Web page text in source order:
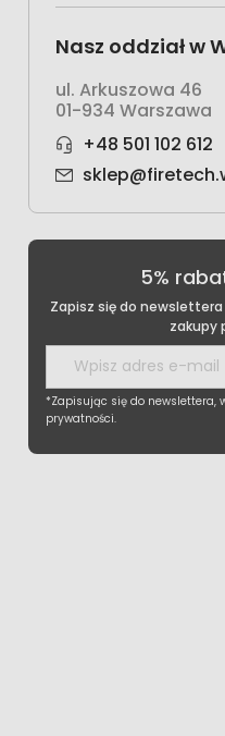
Nasz oddział w
ul. Arkuszowa 46
01-934 Warszawa
+48 501 102 612
5%
Zapisz się do
zakupy
*Zapisując się do newslettera,
prywatności.